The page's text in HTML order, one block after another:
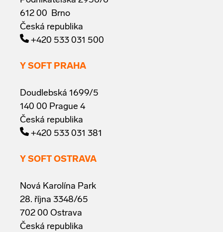
612 00 Brno
Česká republika
+420 533 031 500
Y SOFT PRAHA
Doudlebská 1699/5
140 00 Prague 4
Česká republika
+420 533 031 381
Y SOFT OSTRAVA
Nová Karolína Park
28. října 3348/65
702 00 Ostrava
Česká republika